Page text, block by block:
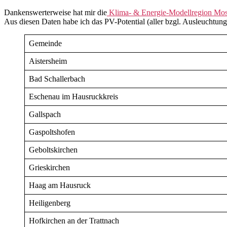
Dankenswerterweise hat mir die Klima- & Energie-Modellregion
Aus diesen Daten habe ich das PV-Potential (aller bzgl.
Gemeinde
Aistersheim
Bad Schallerbach
Eschenau im Hausruckkreis
Gallspach
Gaspoltshofen
Geboltskirchen
Grieskirchen
Haag am Hausruck
Heiligenberg
Hofkirchen an der Trattnach